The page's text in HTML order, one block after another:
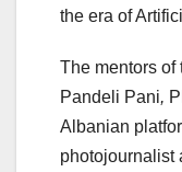
the era of
The mentors of
Pandeli Pani,
Albanian
photojournalist